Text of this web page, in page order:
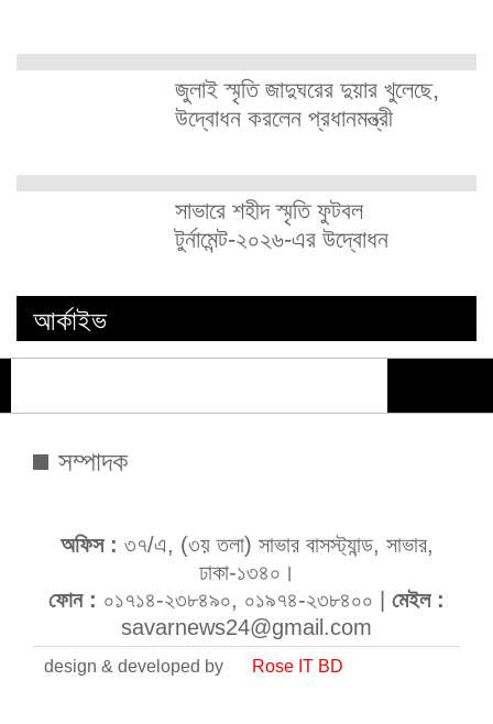
জুলাই স্মৃতি জাদুঘরের দুয়ার খুলেছে,
উদ্বোধন করলেন প্রধানমন্ত্রী
সাভারে শহীদ স্মৃতি ফুটবল
টুর্নামেন্ট-২০২৬-এর উদ্বোধন
আর্কাইভ
সম্পাদক
অফিস : ৩৭/এ, (৩য় তলা) সাভার বাসস্ট্যান্ড, সাভার,
ঢাকা-১৩৪০।
ফোন : ০১৭১৪-২৩৮৪৯০, ০১৯৭৪-২৩৮৪০০ | মেইল :
savarnews24@gmail.com
design & developed by Rose IT BD